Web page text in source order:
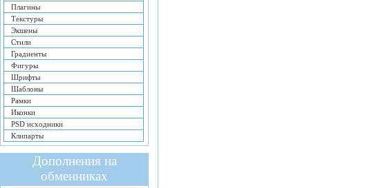
Плагины
Текстуры
Экшены
Стили
Градиенты
Фигуры
Шрифты
Шаблоны
Рамки
Иконки
PSD исходники
Клипарты
Дополнения на
обменниках